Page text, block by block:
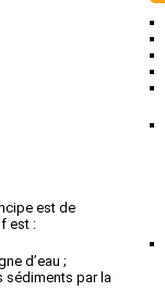
est de
est :
d’eau ;
sédiments par la